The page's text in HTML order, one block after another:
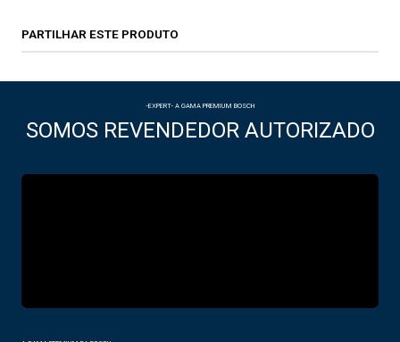
PARTILHAR ESTE PRODUTO
-EXPERT- A GAMA PREMIUM BOSCH
SOMOS REVENDEDOR AUTORIZADO